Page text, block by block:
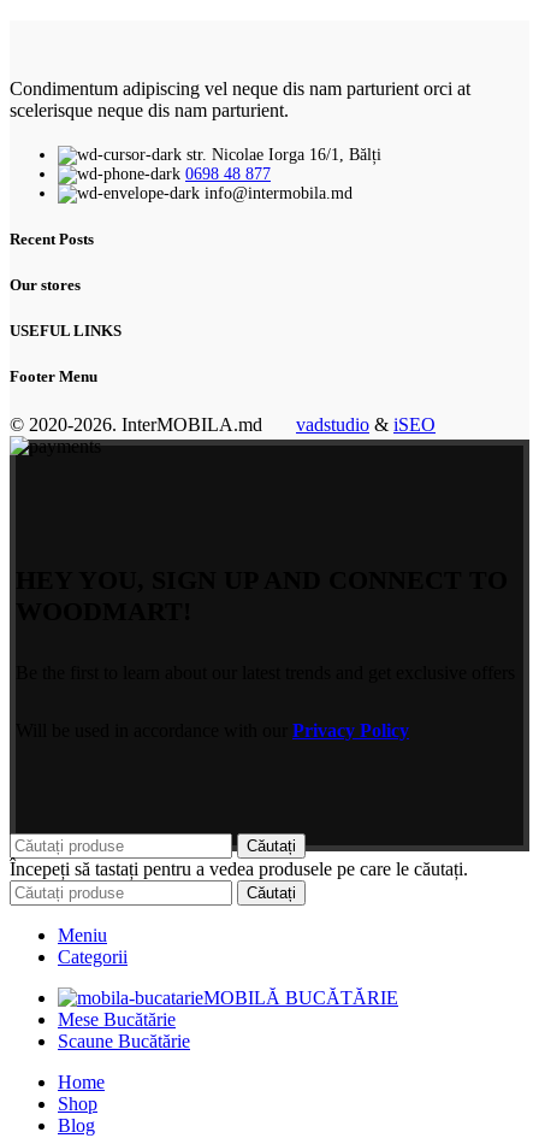
Condimentum adipiscing vel neque dis nam parturient orci at
scelerisque neque dis nam parturient.
str. Nicolae Iorga 16/1, Bălți
0698 48 877
info@intermobila.md
Recent Posts
Our stores
USEFUL LINKS
Footer Menu
© 2020-2026. InterMOBILA.md vadstudio & iSEO
Privacy Policy
Căutați
Începeți să tastați pentru a vedea produsele pe care le căutați.
Căutați
Meniu
Categorii
MOBILĂ BUCĂTĂRIE
Mese Bucătărie
Scaune Bucătărie
Home
Shop
Blog